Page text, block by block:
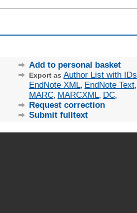
Add to personal basket
Export as Author List with IDs
EndNote XML, EndNote Text,
MARC, MARCXML, DC,
Request correction
Submit fulltext